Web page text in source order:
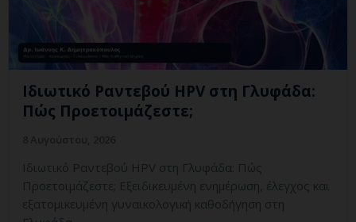
Ιδιωτικό Ραντεβού HPV στη Γλυφάδα:
Πώς Προετοιμάζεστε;
Ιδιωτικό Ραντεβού HPV στη Γλυφάδα: Πώς
Προετοιμάζεστε; Εξειδικευμένη ενημέρωση, έλεγχος και
εξατομικευμένη γυναικολογική καθοδήγηση στη